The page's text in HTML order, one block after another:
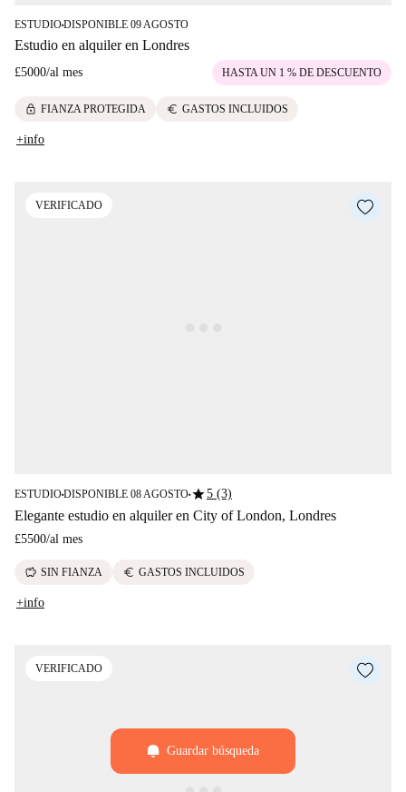
ESTUDIO■DISPONIBLE 09 AGOSTO
Estudio en alquiler en Londres
£5000/al mes HASTA UN 1 % DE DESCUENTO
lock FIANZA PROTEGIDA euro GASTOS INCLUIDOS
+info
VERIFICADO
ESTUDIO■DISPONIBLE 08 AGOSTO■star5 (3)
Elegante estudio en alquiler en City of London, Londres
£5500/al mes
savings SIN FIANZA euro GASTOS INCLUIDOS
+info
VERIFICADO
Guardar búsqueda